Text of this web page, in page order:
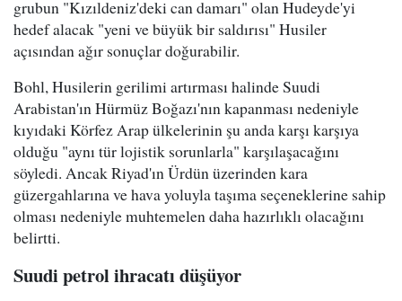
grubun "Kızıldeniz'deki can damarı" olan Hudeyde'yi
hedef alacak "yeni ve büyük bir saldırısı" Husiler
açısından ağır sonuçlar doğurabilir.
Bohl, Husilerin gerilimi artırması halinde Suudi
Arabistan'ın Hürmüz Boğazı'nın kapanması nedeniyle
kıyıdaki Körfez Arap ülkelerinin şu anda karşı karşıya
olduğu "aynı tür lojistik sorunlarla" karşılaşacağını
söyledi. Ancak Riyad'ın Ürdün üzerinden kara
güzergahlarına ve hava yoluyla taşıma seçeneklerine sahip
olması nedeniyle muhtemelen daha hazırlıklı olacağını
belirtti.
Suudi petrol ihracatı düşüyor